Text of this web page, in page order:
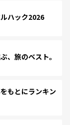
ハック2026
、旅のベスト。
もとにランキン